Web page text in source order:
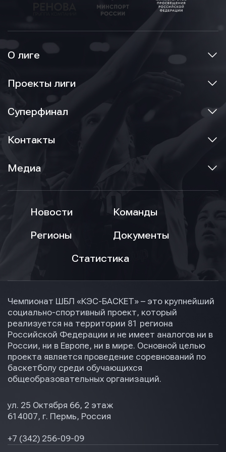
О лиге
Проекты лиги
Суперфинал
Контакты
Медиа
Новости
Команды
Регионы
Документы
Статистика
Чемпионат ШБЛ «КЭС-БАСКЕТ» – это крупнейший
социально-спортивный проект, который
реализуется на территории 81 региона
Российской Федерации и не имеет аналогов ни в
России, ни в Европе, ни в мире. Основной целью
проекта является проведение соревнований по
баскетболу среди обучающихся
общеобразовательных организаций.
ул. 25 Октября 66, 2 этаж
614007, г. Пермь, Россия
+7 (342) 256-09-09